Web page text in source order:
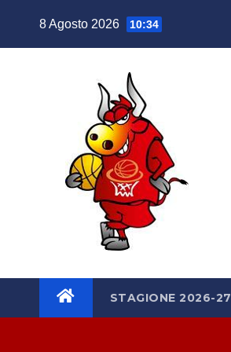
8 Agosto 2026 10:34
STAGIONE 2026-27